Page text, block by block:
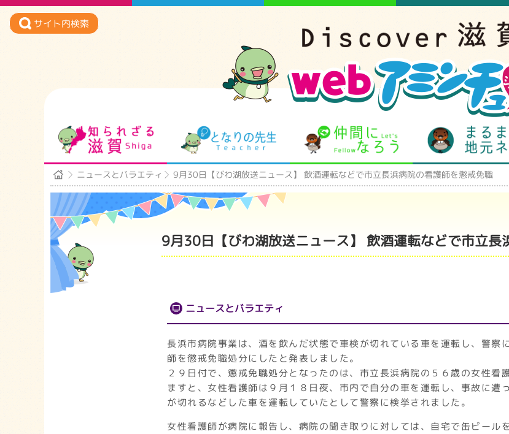
サイト内検索
知られざる滋賀 となりの先生 仲間になろう
ニュースとバラエティ 9月30日【びわ湖放送ニュース】 飲酒運転などで市立長浜病院の看護師を懲戒免職
9月30日【びわ湖放送ニュース】 飲酒運転などで市立長
ニュースとバラエティ
長浜市病院事業は、酒を飲んだ状態で車検が切れている車を運転し、警察
師を懲戒免職処分にしたと発表しました。
２９日付で、懲戒免職処分となったのは、市立長浜病院の５６歳の女性看
ますと、女性看護師は９月１８日夜、市内で自分の車を運転し、事故に遭
が切れるなどした車を運転していたとして警察に検挙されました。
女性看護師が病院に報告し、病院の聞き取りに対しては、自宅で缶ビール